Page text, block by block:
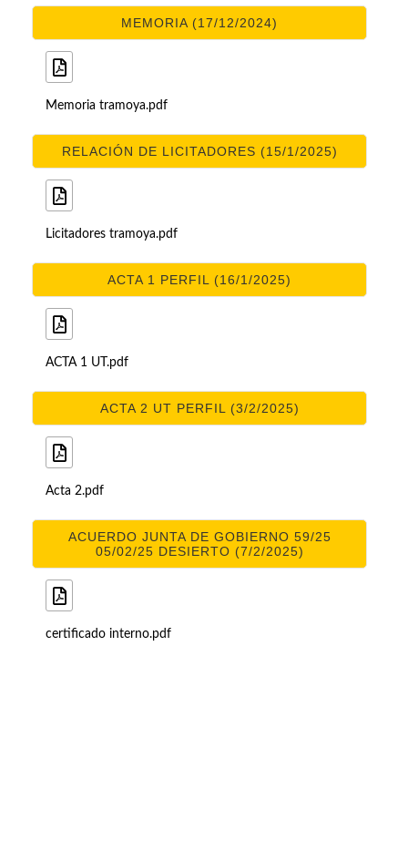
MEMORIA (17/12/2024)
Memoria tramoya.pdf
RELACIÓN DE LICITADORES (15/1/2025)
Licitadores tramoya.pdf
ACTA 1 PERFIL (16/1/2025)
ACTA 1 UT.pdf
ACTA 2 UT PERFIL (3/2/2025)
Acta 2.pdf
ACUERDO JUNTA DE GOBIERNO 59/25
05/02/25 DESIERTO (7/2/2025)
certificado interno.pdf